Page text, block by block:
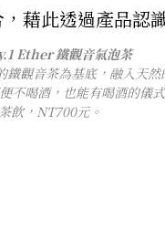
藉此透過產品認
Ether 鐵觀音氣泡茶
觀音茶為基底，融入天
不喝酒，也能有喝酒的儀
茶飲，NT700元。